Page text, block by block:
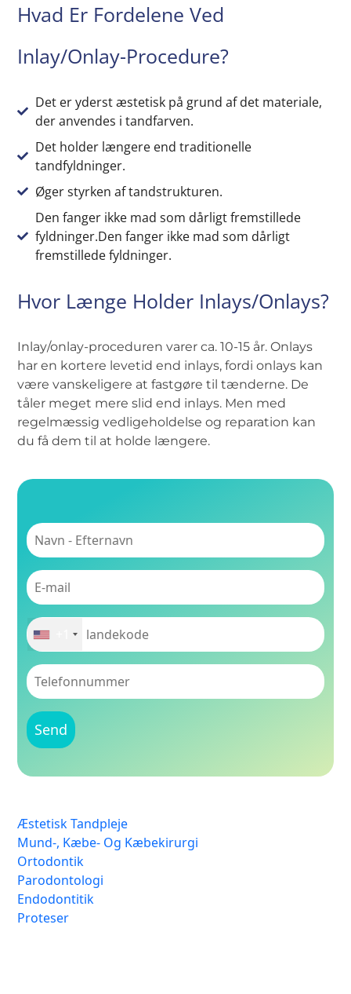
Hvad Er Fordelene Ved
Inlay/Onlay-Procedure?
Det er yderst æstetisk på grund af det materiale,
der anvendes i tandfarven.
Det holder længere end traditionelle
tandfyldninger.
Øger styrken af tandstrukturen.
Den fanger ikke mad som dårligt fremstillede
fyldninger.Den fanger ikke mad som dårligt
fremstillede fyldninger.
Hvor Længe Holder Inlays/onlays?
Inlay/onlay-proceduren varer ca. 10-15 år. Onlays
har en kortere levetid end inlays, fordi onlays kan
være vanskeligere at fastgøre til tænderne. De
tåler meget mere slid end inlays. Men med
regelmæssig vedligeholdelse og reparation kan
du få dem til at holde længere.
Æstetisk Tandpleje
Mund-, Kæbe- Og Kæbekirurgi
Ortodontik
Parodontologi
Endodontitik
Proteser